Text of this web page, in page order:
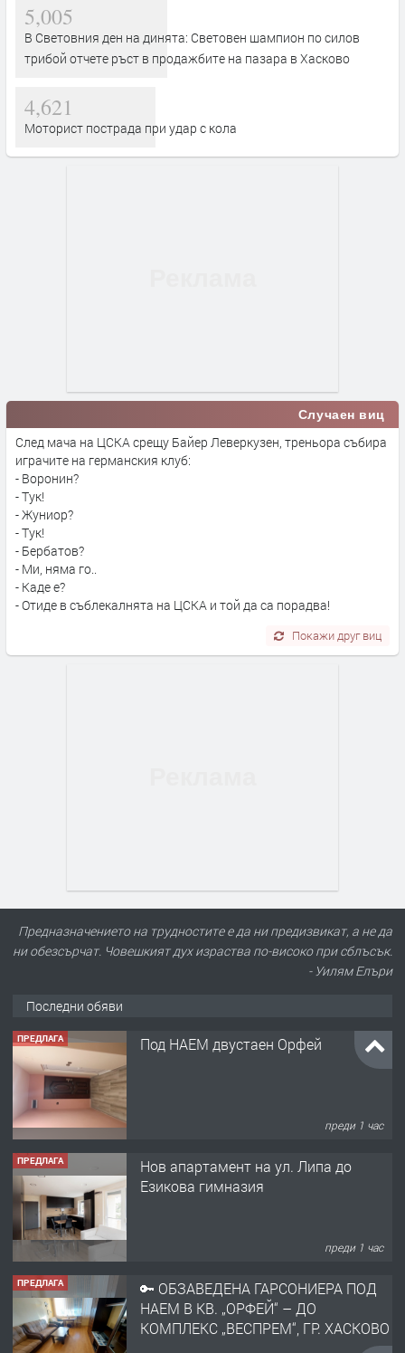
5,005
В Световния ден на динята: Световен шампион по силов
трибой отчете ръст в продажбите на пазара в Хасково
4,621
Моторист пострада при удар с кола
Случаен виц
След мача на ЦСКА срещу Байер Леверкузен, треньора събира
играчите на германския клуб:
- Воронин?
- Тук!
- Жуниор?
- Тук!
- Бербатов?
- Ми, няма го..
- Каде е?
- Отиде в съблекалнята на ЦСКА и той да са порадва!
Покажи друг виц
Предназначението на трудностите е да ни предизвикат, а не да
ни обезсърчат. Човешкият дух израства по-високо при сблъсък.
- Уилям Елъри
Последни обяви
ПРЕДЛАГА Под НАЕМ двустаен Орфей
преди 1 час
ПРЕДЛАГА
Нов апартамент на ул. Липа до
Езикова гимназия
преди 1 час
ПРЕДЛАГА
🔑 ОБЗАВЕДЕНА ГАРСОНИЕРА ПОД
НАЕМ В КВ. „ОРФЕЙ“ – ДО
КОМПЛЕКС „ВЕСПРЕМ“, ГР. ХАСКОВО